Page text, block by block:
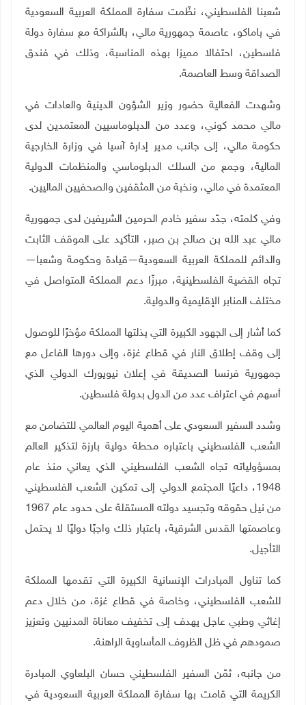
شعبنا الفلسطيني، نظّمت سفارة المملكة العربية السعودية
في باماكو، عاصمة جمهورية مالي، بالشراكة مع سفارة دولة
فلسطين، احتفالا مميزا بهذه المناسبة، وذلك في فندق
الصداقة وسط العاصمة.
وشهدت الفعالية حضور وزير الشؤون الدينية والعادات في
مالي محمد كوني، وعدد من الدبلوماسيين المعتمدين لدى
حكومة مالي، إلى جانب مدير إدارة آسيا في وزارة الخارجية
المالية، وجمع من السلك الدبلوماسي والمنظمات الدولية
المعتمدة في مالي، ونخبة من المثقفين والصحفيين الماليين.
وفي كلمته، جدّد سفير خادم الحرمين الشريفين لدى جمهورية
مالي عبد الله بن صالح بن صبر، التأكيد على الموقف الثابت
والدائم للمملكة العربية السعودية—قيادة وحكومة وشعبا—
تجاه القضية الفلسطينية، مبرزًا دعم المملكة المتواصل في
مختلف المنابر الإقليمية والدولية.
كما أشار إلى الجهود الكبيرة التي بذلتها المملكة مؤخرًا للوصول
إلى وقف إطلاق النار في قطاع غزة، وإلى دورها الفاعل مع
جمهورية فرنسا الصديقة في إعلان نيويورك الدولي الذي
أسهم في اعتراف عدد من الدول بدولة فلسطين.
وشدد السفير السعودي على أهمية اليوم العالمي للتضامن مع
الشعب الفلسطيني باعتباره محطة دولية بارزة لتذكير العالم
بمسؤولياته تجاه الشعب الفلسطيني الذي يعاني منذ عام
1948، داعيًا المجتمع الدولي إلى تمكين الشعب الفلسطيني
من نيل حقوقه وتجسيد دولته المستقلة على حدود عام 1967
وعاصمتها القدس الشرقية، باعتبار ذلك واجبًا دوليًا لا يحتمل
التأجيل.
كما تناول المبادرات الإنسانية الكبيرة التي تقدمها المملكة
للشعب الفلسطيني، وخاصة في قطاع غزة، من خلال دعم
إغاثي وطبي عاجل يهدف إلى تخفيف معاناة المدنيين وتعزيز
صمودهم في ظل الظروف المأساوية الراهنة.
من جانبه، ثمّن السفير الفلسطيني حسان البلعاوي المبادرة
الكريمة التي قامت بها سفارة المملكة العربية السعودية في